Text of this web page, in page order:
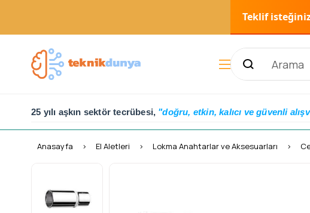
Teklif
25 yılı aşkın sektör tecrübesi, "doğru, etkin, kalıcı ve güvenli
Anasayfa El Aletleri Lokma Anahtarlar ve Aksesuarları